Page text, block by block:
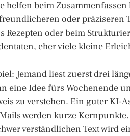
helfen beim
oder präziseren
oder beim
eher viele kleine
Jemand liest zuerst drei
eine Idee fürs Wochenende
zu verstehen. Ein guter KI-
werden kurze
verständlichen Text wird